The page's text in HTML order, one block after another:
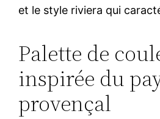
et le style riviera qui
Palette de
inspirée du
provençal